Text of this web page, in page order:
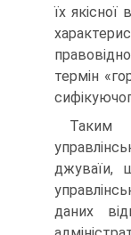
їх якісної
термін
Таким
джуваїи,
даних